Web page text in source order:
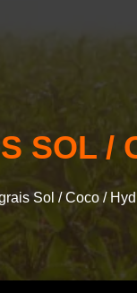
SOL /
Sol / Coco /